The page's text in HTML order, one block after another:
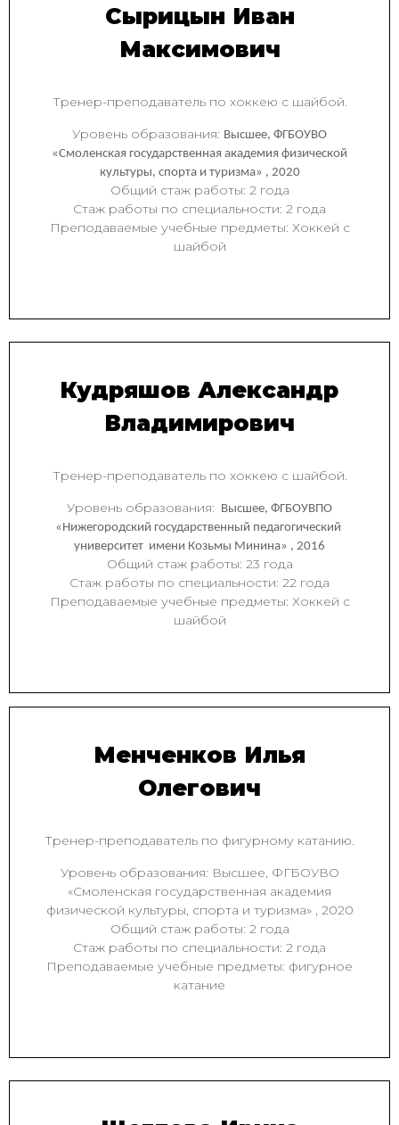
Сырицын Иван
Максимович
Тренер-преподаватель по хоккею с шайбой.
Уровень образования: Высшее, ФГБОУВО
«Смоленская государственная академия физической
культуры, спорта и туризма» , 2020
Общий стаж работы: 2 года
Стаж работы по специальности: 2 года
Преподаваемые учебные предметы: Хоккей с
шайбой
Кудряшов Александр
Владимирович
Тренер-преподаватель по хоккею с шайбой.
Уровень образования: Высшее, ФГБОУВПО
«Нижегородский государственный педагогический
университет имени Козьмы Минина» , 2016
Общий стаж работы: 23 года
Стаж работы по специальности: 22 года
Преподаваемые учебные предметы: Хоккей с
шайбой
Менченков Илья
Олегович
Тренер-преподаватель по фигурному катанию.
Уровень образования: Высшее, ФГБОУВО
«Смоленская государственная академия
физической культуры, спорта и туризма» , 2020
Общий стаж работы: 2 года
Стаж работы по специальности: 2 года
Преподаваемые учебные предметы: фигурное
катание